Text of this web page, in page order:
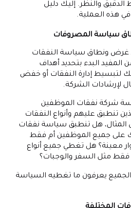
والنظر. إليك دليل
هذه العملية.
سياسة المصروفات
غرض ونطاق سياسة النفقات
البدء بتحديد أهداف
لتبسيط إدارة النفقات أو خفض
لإرشادات الشركة.
شركة نفقات الموظفين
تنطبق عليهم وأنواع النفقات
المثال، هل تنطبق سياسة نفقات
على جميع الموظفين أم فقط
معينة؟ هل تغطي جميع أنواع
فقط مثل السفر والوجبات؟
يعرفون ما تغطيه السياسة